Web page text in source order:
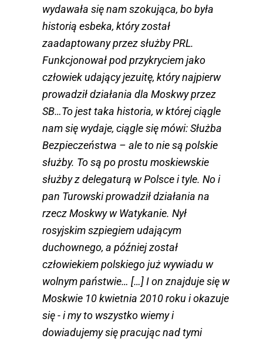
wydawała się nam szokująca, bo była
historią esbeka, który został
zaadaptowany przez służby PRL.
Funkcjonował pod przykryciem jako
człowiek udający jezuitę, który najpierw
prowadził działania dla Moskwy przez
SB…To jest taka historia, w której ciągle
nam się wydaje, ciągle się mówi: Służba
Bezpieczeństwa – ale to nie są polskie
służby. To są po prostu moskiewskie
służby z delegaturą w Polsce i tyle. No i
pan Turowski prowadził działania na
rzecz Moskwy w Watykanie. Nył
rosyjskim szpiegiem udającym
duchownego, a później został
człowiekiem polskiego już wywiadu w
wolnym państwie… […] I on znajduje się w
Moskwie 10 kwietnia 2010 roku i okazuje
się - i my to wszystko wiemy i
dowiadujemy się pracując nad tymi